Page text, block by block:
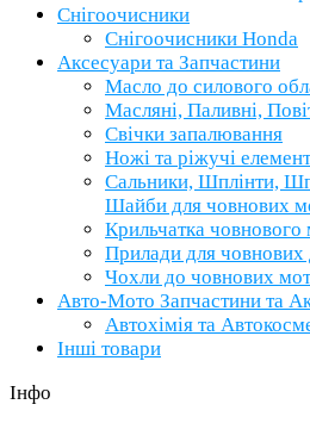
Снігоочисники
Снігоочисники Honda
Аксесуари та Запчастини
Масло до силового
Масляні, Паливні,
Свічки запалювання
Ножі та ріжучі
Сальники, Шплінти,
Шайби для човнових
Крильчатка човнового
Прилади для човнових
Чохли до човнових
Авто-Мото Запчастини та
Автохімія та
Інші товари
Інфо